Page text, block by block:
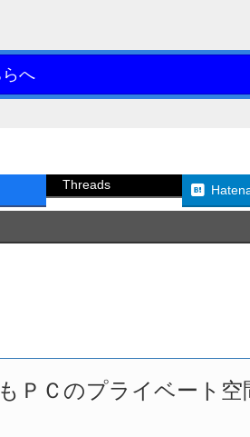
へ
Threads
ＰＣのプライベート空